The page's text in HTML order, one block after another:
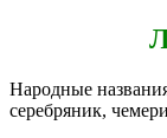
Народные
серебряник,